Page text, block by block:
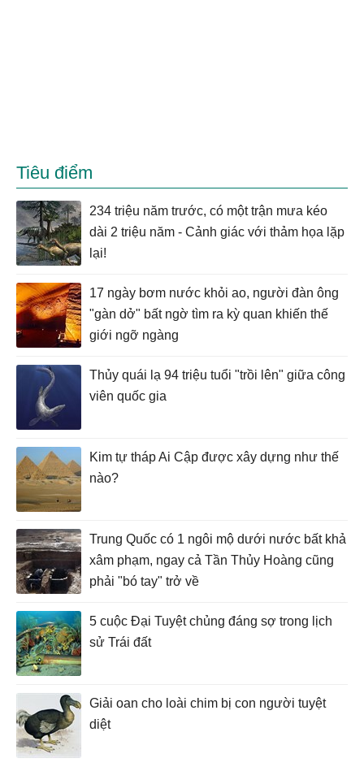
Tiêu điểm
234 triệu năm trước, có một trận mưa kéo
dài 2 triệu năm - Cảnh giác với thảm họa lặp
lại!
17 ngày bơm nước khỏi ao, người đàn ông
"gàn dở" bất ngờ tìm ra kỳ quan khiến thế
giới ngỡ ngàng
Thủy quái lạ 94 triệu tuổi "trồi lên" giữa công
viên quốc gia
Kim tự tháp Ai Cập được xây dựng như thế
nào?
Trung Quốc có 1 ngôi mộ dưới nước bất khả
xâm phạm, ngay cả Tần Thủy Hoàng cũng
phải "bó tay" trở về
5 cuộc Đại Tuyệt chủng đáng sợ trong lịch
sử Trái đất
Giải oan cho loài chim bị con người tuyệt
diệt